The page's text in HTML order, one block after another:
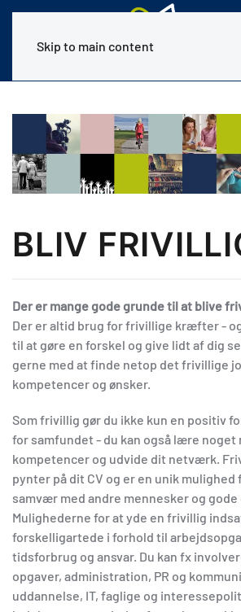
Skip to main content
BLIV
Der er mange gode grunde til at blive
Der er altid brug for frivillige kræfter -
til at gøre en forskel og give lidt af dig
gerne med at finde netop det frivillige
kompetencer og ønsker.
Som frivillig gør du ikke kun en positiv
for samfundet - du kan også lære noget
kompetencer og udvide dit netværk.
pynter på dit CV og er en unik
samvær med andre mennesker og
Mulighederne for at yde en frivillig
forskelligartede i forhold til
tidsforbrug og ansvar. Du kan fx
opgaver, administration, PR og
uddannelse, IT, faglige og